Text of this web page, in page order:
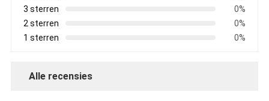
3 sterren
0%
2 sterren
0%
1 sterren
0%
Alle recensies